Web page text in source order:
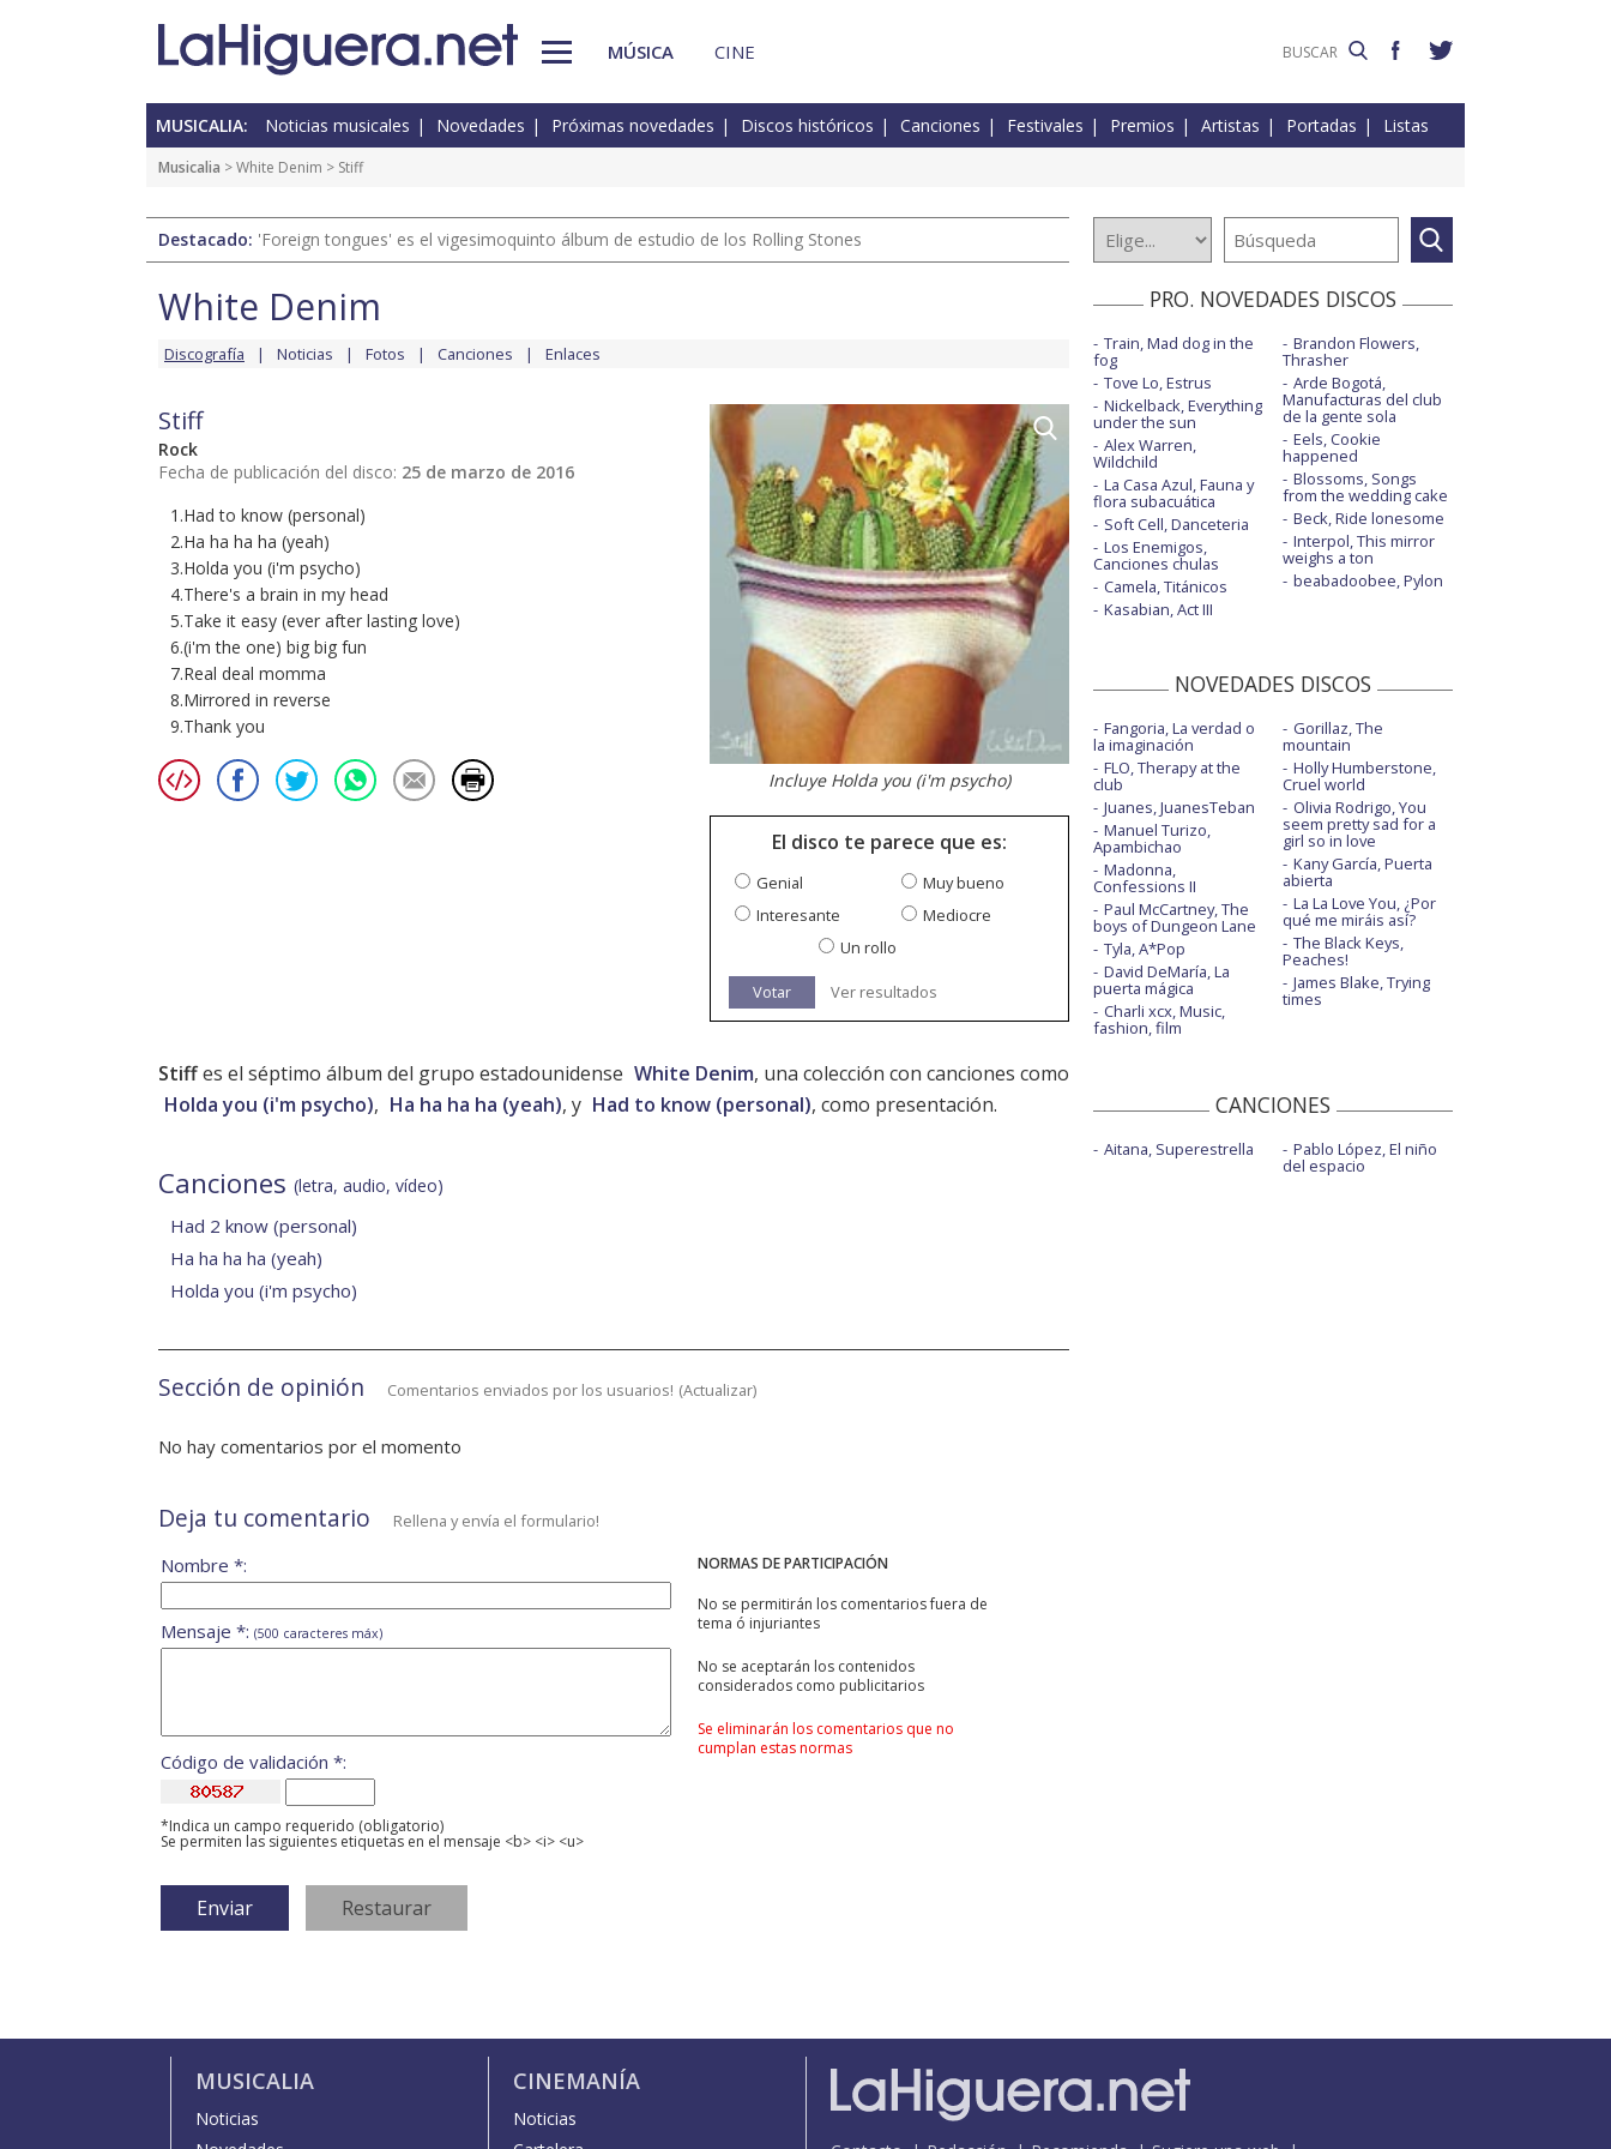
MÚSICA CINE
MUSICALIA: Noticias musicales Novedades Próximas novedades Discos históricos Canciones Festivales Premios Artistas Portadas Listas
Musicalia >White Denim > Stiff
Destacado: 'Foreign tongues' es el vigesimoquinto álbum de estudio de los Rolling Stones
White Denim
Discografía Noticias Fotos Canciones Enlaces
Stiff
Rock
Fecha de publicación del disco: 25 de marzo de 2016
1.Had to know (personal)
2.Ha ha ha ha (yeah)
3.Holda you (i'm psycho)
4.There's a brain in my head
5.Take it easy (ever after lasting love)
6.(i'm the one) big big fun
7.Real deal momma
8.Mirrored in reverse
9.Thank you
Incluye Holda you (i'm psycho)
El disco te parece que es:
Genial
Muy bueno
Interesante
Mediocre
Un rollo
Votar Ver resultados
Stiffes el séptimo álbum del grupo estadounidense White Denim, una colección con canciones como
Holda you (i'm psycho), Ha ha ha ha (yeah), y Had to know (personal), como presentación.
Canciones (letra, audio, vídeo)
Had 2 know (personal)
Ha ha ha ha (yeah)
Holda you (i'm psycho)
Sección de opinión Comentarios enviados por los usuarios! (Actualizar)
No hay comentarios por el momento
Deja tu comentario Rellena y envía el formulario!
NORMAS DE PARTICIPACIÓN
No se permitirán los comentarios fuera de
tema ó injuriantes
No se aceptarán los contenidos
considerados como publicitarios
Se eliminarán los comentarios que no
cumplan estas normas
Nombre *:
Mensaje *: (500 caracteres máx)
Código de validación *:
*Indica un campo requerido (obligatorio)
Se permiten las siguientes etiquetas en el mensaje <b> <i> <u>
PRO. NOVEDADES DISCOS
Train, Mad dog in the
fog
Tove Lo, Estrus
Nickelback, Everything
under the sun
Alex Warren,
Wildchild
La Casa Azul, Fauna y
flora subacuática
Soft Cell, Danceteria
Los Enemigos,
Canciones chulas
Camela, Titánicos
Kasabian, Act III
Brandon Flowers,
Thrasher
Arde Bogotá,
Manufacturas del club
de la gente sola
Eels, Cookie
happened
Blossoms, Songs
from the wedding cake
Beck, Ride lonesome
Interpol, This mirror
weighs a ton
beabadoobee, Pylon
NOVEDADES DISCOS
Fangoria, La verdad o
la imaginación
FLO, Therapy at the
club
Juanes, JuanesTeban
Manuel Turizo,
Apambichao
Madonna,
Confessions II
Paul McCartney, The
boys of Dungeon Lane
Tyla, A*Pop
David DeMaría, La
puerta mágica
Charli xcx, Music,
fashion, film
Gorillaz, The
mountain
Holly Humberstone,
Cruel world
Olivia Rodrigo, You
seem pretty sad for a
girl so in love
Kany García, Puerta
abierta
La La Love You, ¿Por
qué me miráis así?
The Black Keys,
Peaches!
James Blake, Trying
times
CANCIONES
Aitana, Superestrella Pablo López, El niño
del espacio
MUSICALIA
Noticias
CINEMANÍA
Noticias